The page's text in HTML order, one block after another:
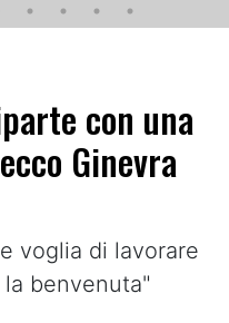
con una
Ginevra
voglia di lavorare
benvenuta"